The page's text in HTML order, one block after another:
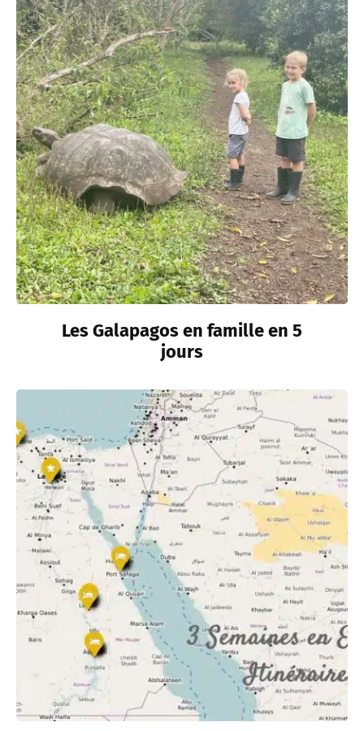
Les Galapagos en famille en 5
jours